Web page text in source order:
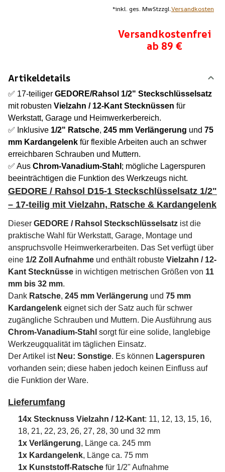
*inkl. ges. MwStzzgl.Versandkosten
Versandkostenfrei
ab 89 €
Artikeldetails
✅ 17-teiliger GEDORE/Rahsol 1/2" Steckschlüsselsatz
mit robusten Vielzahn / 12-Kant Stecknüssen für
Werkstatt, Garage und Heimwerkerbereich.
✅ Inklusive 1/2" Ratsche, 245 mm Verlängerung und 75
mm Kardangelenk für flexible Arbeiten auch an schwer
erreichbaren Schrauben und Muttern.
✅ Aus Chrom-Vanadium-Stahl ; mögliche Lagerspuren
beeinträchtigen die Funktion des Werkzeugs nicht.
GEDORE / Rahsol D15-1 Steckschlüsselsatz 1/2"
– 17-teilig mit Vielzahn, Ratsche & Kardangelenk
Dieser GEDORE / Rahsol Steckschlüsselsatz ist die
praktische Wahl für Werkstatt, Garage, Montage und
anspruchsvolle Heimwerkerarbeiten. Das Set verfügt über
eine 1/2 Zoll Aufnahme und enthält robuste Vielzahn / 12-
Kant Stecknüsse in wichtigen metrischen Größen von 11
mm bis 32 mm.
Dank Ratsche, 245 mm Verlängerung und 75 mm
Kardangelenk eignet sich der Satz auch für schwer
zugängliche Schrauben und Muttern. Die Ausführung aus
Chrom-Vanadium-Stahl sorgt für eine solide, langlebige
Werkzeugqualität im täglichen Einsatz.
Der Artikel ist Neu: Sonstige. Es können Lagerspuren
vorhanden sein; diese haben jedoch keinen Einfluss auf
die Funktion der Ware.
Lieferumfang
14x Stecknuss Vielzahn / 12-Kant: 11, 12, 13, 15, 16,
18, 21, 22, 23, 26, 27, 28, 30 und 32 mm
1x Verlängerung, Länge ca. 245 mm
1x Kardangelenk, Länge ca. 75 mm
1x Kunststoff-Ratsche für 1/2" Aufnahme